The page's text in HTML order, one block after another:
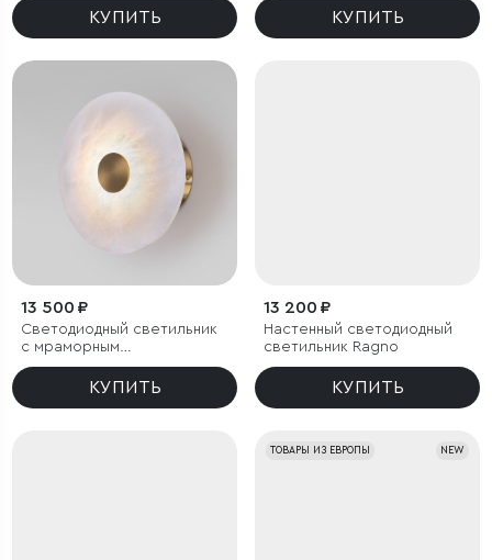
КУПИТЬ КУПИТЬ
13 500 ₽
Светодиодный светильник
с мраморным
рассеивателем
КУПИТЬ
13 200 ₽
Настенный светодиодный
светильник Ragno
КУПИТЬ
NEW
ТОВАРЫ ИЗ ЕВРОПЫ